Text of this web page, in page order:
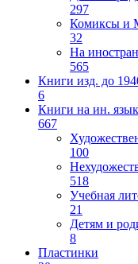
297
Комиксы и
32
На
565
Книги изд. до
6
Книги на ин.
667
100
518
Учебная
21
Детям и
8
Пластинки